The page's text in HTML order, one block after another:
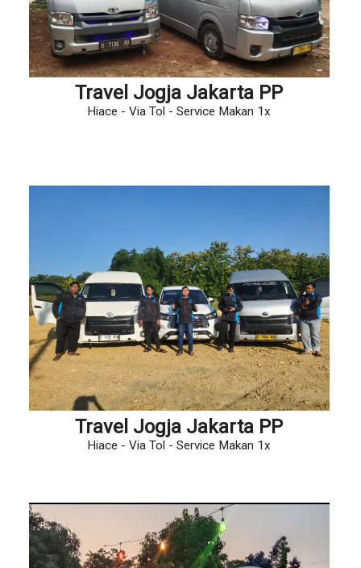
Travel Jogja Jakarta PP
Hiace - Via Tol - Service Makan 1x
Travel Jogja Jakarta PP
Hiace - Via Tol - Service Makan 1x